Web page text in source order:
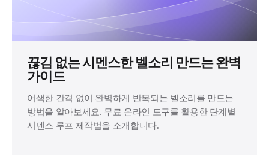
끊김 없는 시멘스한 벨소리 만드는 완벽
가이드
어색한 간격 없이 완벽하게 반복되는 벨소리를 만드는
방법을 알아보세요. 무료 온라인 도구를 활용한 단계별
시멘스 루프 제작법을 소개합니다.